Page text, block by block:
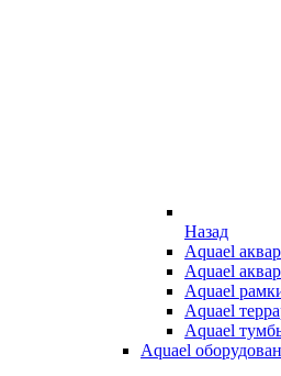
Назад
Aquael
Aquael
Aquael
Aquael
Aquael
Aquael